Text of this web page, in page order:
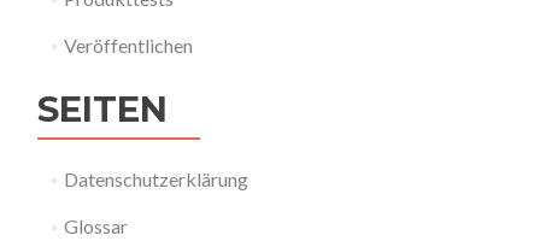
Veröffentlichen
SEITEN
Datenschutzerklärung
Glossar